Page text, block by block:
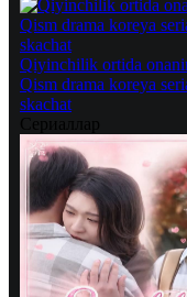
Qiyinchilik ortida
Qism drama koreya
skachat